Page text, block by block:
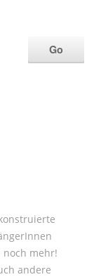
noch mehr!
andere